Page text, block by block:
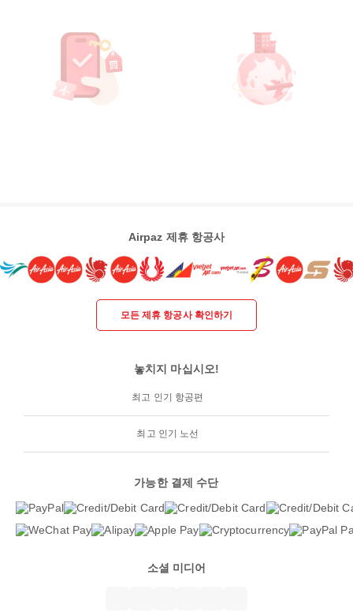
Airpaz 제휴 항공사
모든 제휴 항공사 확인하기
놓치지 마십시오!
최고 인기 항공편
최고 인기 노선
가능한 결제 수단
소셜 미디어